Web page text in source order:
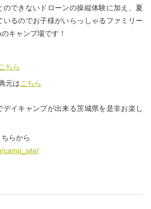
のできないドローンの操縦体験に加え、夏
いるのでお子様がいらっしゃるファミリー
キャンプ場です！
こちら
元はこちら
イキャンプが出来る茨城県を是非お楽し
らから
camp_site/